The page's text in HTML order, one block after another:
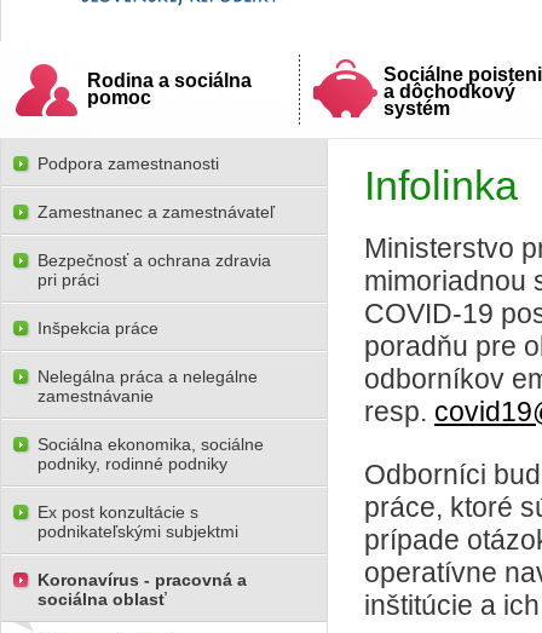
Rodina a sociálna
pomoc
Sociálne
a dôchodkový
systém
Infolinka
Ministerstvo
mimoriadnou
COVID-19
poradňu pre
odborníkov
resp.
Odborníci
práce, ktoré
prípade
operatívne
inštitúcie a
Podpora zamestnanosti
Zamestnanec a zamestnávateľ
Bezpečnosť a ochrana zdravia
pri práci
Inšpekcia práce
Nelegálna práca a nelegálne
zamestnávanie
Sociálna ekonomika, sociálne
podniky, rodinné podniky
Ex post konzultácie s
podnikateľskými subjektmi
Koronavírus - pracovná a
sociálna oblasť